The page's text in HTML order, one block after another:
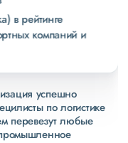
в рейтинге
компаний и
успешно
по логистике
перевезут любые